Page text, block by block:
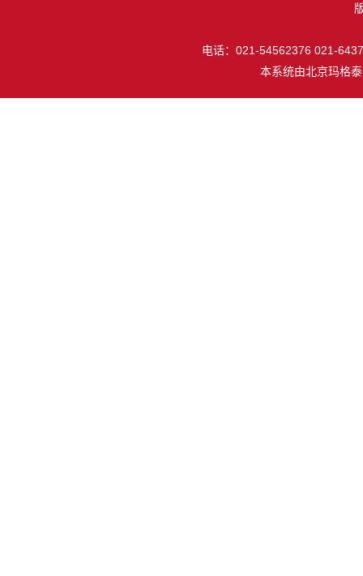
电话：021-54562376 021-
本系统由北京玛格